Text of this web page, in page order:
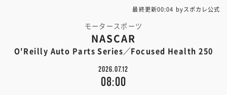
最終更新00:04 byスポカレ公式
モータースポーツ
NASCAR
O'Reilly Auto Parts Series／Focused Health 250
2026.07.12
08:00